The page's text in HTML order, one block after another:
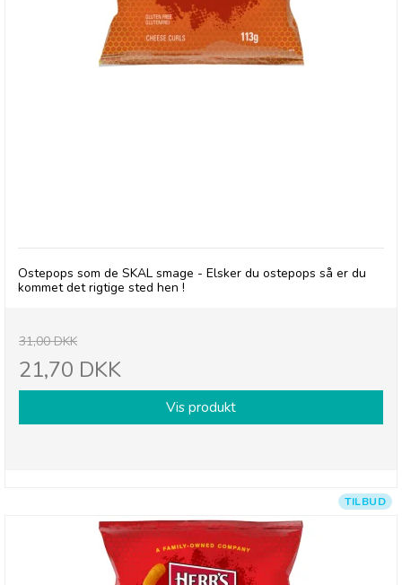
Ostepops som de SKAL smage - Elsker du ostepops så er du
kommet det rigtige sted hen !
31,00 DKK
21,70 DKK
Vis produkt
TILBUD